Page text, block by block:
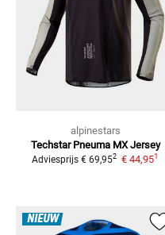
alpinestars
Techstar Pneuma MX Jersey
Adviesprijs € 69,952 € 44,951
NIEUW